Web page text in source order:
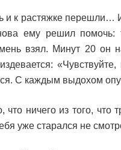
и к растяжке
ему решил
взял. Минут 20 он
С каждым выдохом
что ничего из того, что
уже старался не